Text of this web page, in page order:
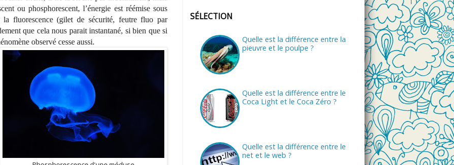
ou phosphorescent, l’énergie est réémise sous
fluorescence (gilet de sécurité, feutre fluo par
que cela nous parait instantané, si bien que si
observé cesse aussi.
SÉLECTION
Quelle est la différence entre la
pieuvre et le poulpe ?
Quelle est la différence entre le
Coca Light et le Coca Zéro ?
Quelle est la différence entre le
net et le web ?